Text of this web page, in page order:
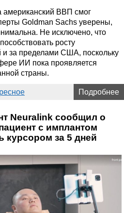
американский ВВП смог
Goldman Sachs уверены,
Не исключено, что
росту
и за пределами США, поскольку
ИИ пока проявляется
страны.
Подробнее
Neuralink сообщил о
с имплантом
курсором за 5 дней